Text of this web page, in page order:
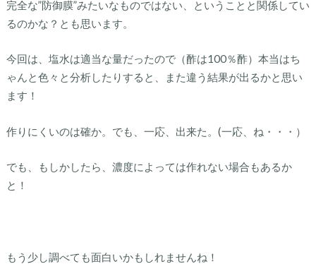
完全な”防御膜”みたいなものではない、ということと関係してい
るのかな？とも思います。
今回は、塩水は適当な量だったので（酢は100％酢）本当はち
ゃんと色々と分析したりすると、また違う結果が出るかと思い
ます！
作りにくいのは確か。でも、一応、出来た。(一応、ね・・・）
でも、もしかしたら、濃度によっては作れない場合もあるか
と！
もう少し調べても面白いかもしれませんね！